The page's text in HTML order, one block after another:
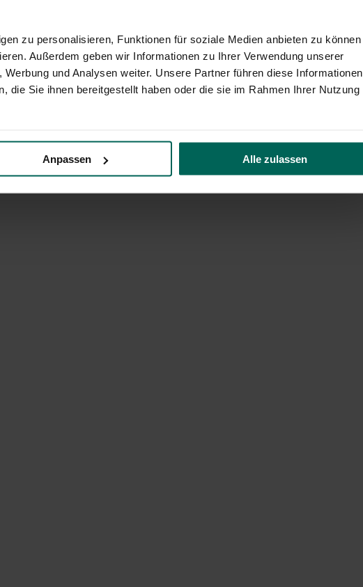
zu personalisieren, Funktionen für soziale Medien anbieten zu können
Außerdem geben wir Informationen zu Ihrer Verwendung unserer
und Analysen weiter. Unsere Partner führen diese Informationen
die Sie ihnen bereitgestellt haben oder die sie im Rahmen Ihrer Nutzung
Anpassen Alle zulassen